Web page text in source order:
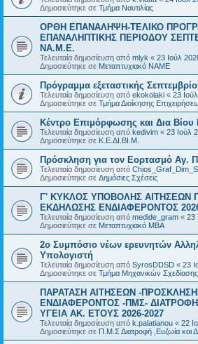
Δημοσιεύτηκε σε Τμήμα Ναυτιλίας
ΟΡΘΗ ΕΠΑΝΑΛΗΨΗ-ΤΕΛΙΚΟ
ΕΠΑΝΑΛΗΠΤΙΚΗΣ ΠΕΡΙΟΔΟΥ
ΝΑ.Μ.Ε.
Τελευταία δημοσίευση από mlyk « 23 Ιούλ
Δημοσιεύτηκε σε Μεταπτυχιακό ΝΑΜΕ
Πρόγραμμα εξεταστικής
Τελευταία δημοσίευση από ekokolaki « 23
Δημοσιεύτηκε σε Τμήμα Διοίκησης
Κέντρο Επιμόρφωσης και Δια
Τελευταία δημοσίευση από kedivim « 23 Ιούλ
Δημοσιεύτηκε σε Κ.Ε.ΔΙ.ΒΙ.Μ.
Πρόσκληση για τον Εορτασμό Αγ.
Τελευταία δημοσίευση από
Δημοσιεύτηκε σε Δημόσιες Σχέσεις
Γ' ΚΥΚΛΟΣ ΥΠΟΒΟΛΗΣ ΑΙΤΗΣΕΩΝ
ΕΚΔΗΛΩΣΗΣ ΕΝΔΙΑΦΕΡΟΝΤΟΣ
Τελευταία δημοσίευση από medide_gram « 23
Δημοσιεύτηκε σε Μεταπτυχιακό MBA
2ο Συμπόσιο νέων ερευνητών
Υπολογιστή
Τελευταία δημοσίευση από SyrosDDSD « 23
Δημοσιεύτηκε σε Τμήμα Μηχανικών
ΠΑΡΑΤΑΣΗ ΑΙΤΗΣΕΩΝ -
ΕΝΔΙΑΦΕΡΟΝΤΟΣ -ΠΜΣ-
ΥΓΕΙΑ AK. ETOYΣ 2026-2027
Τελευταία δημοσίευση από k.palatianou « 22
Δημοσιεύτηκε σε Π.Μ.Σ Διατροφή ,Ευζωία και